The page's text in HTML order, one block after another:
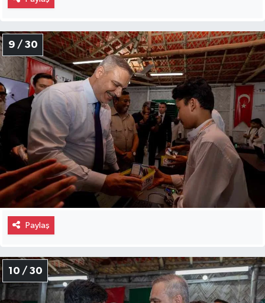
9 / 30
Paylaş
10 / 30